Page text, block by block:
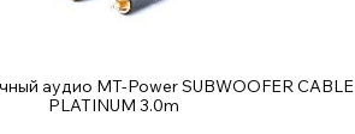
аудио MT-Power SUBWOOFER CABLE
PLATINUM 3.0m